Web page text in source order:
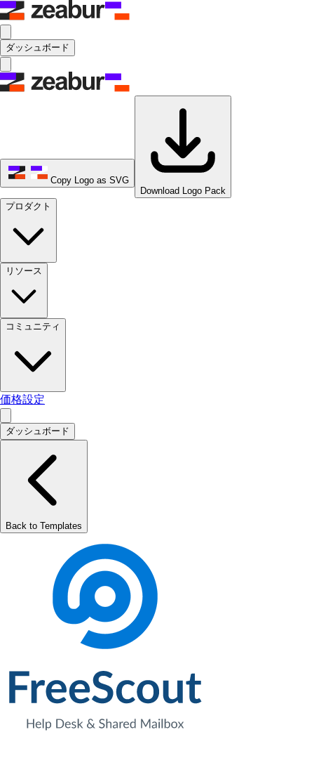
ダッシュボード
Copy Logo as SVG
Download Logo Pack
プロダクト
リソース
コミュニティ
価格設定
ダッシュボード
Back to Templates